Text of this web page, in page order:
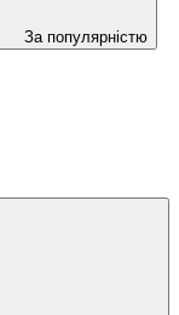
За популярністю